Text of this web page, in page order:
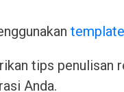
tips penulisan
Anda.